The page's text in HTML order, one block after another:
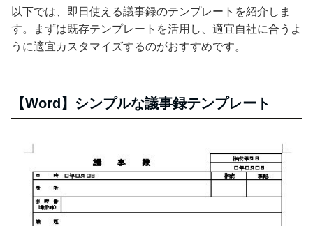
以下では、即日使える議事録のテンプレートを紹介しま
す。まずは既存テンプレートを活用し、適宜自社に合うよ
うに適宜カスタマイズするのがおすすめです。
【Word】シンプルな議事録テンプレート